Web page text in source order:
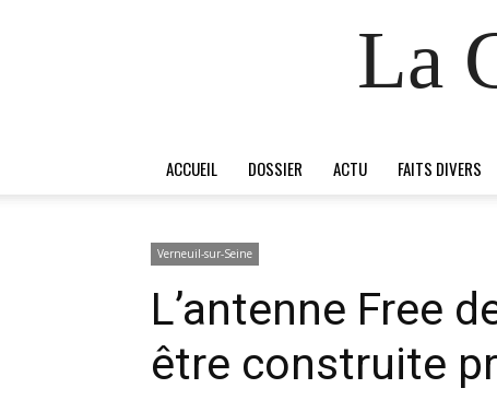
La
ACCUEIL DOSSIER ACTU FAITS DIVERS
Verneuil-sur-Seine
L’antenne Free
être construite